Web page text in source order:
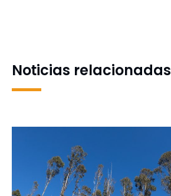
Noticias relacionadas